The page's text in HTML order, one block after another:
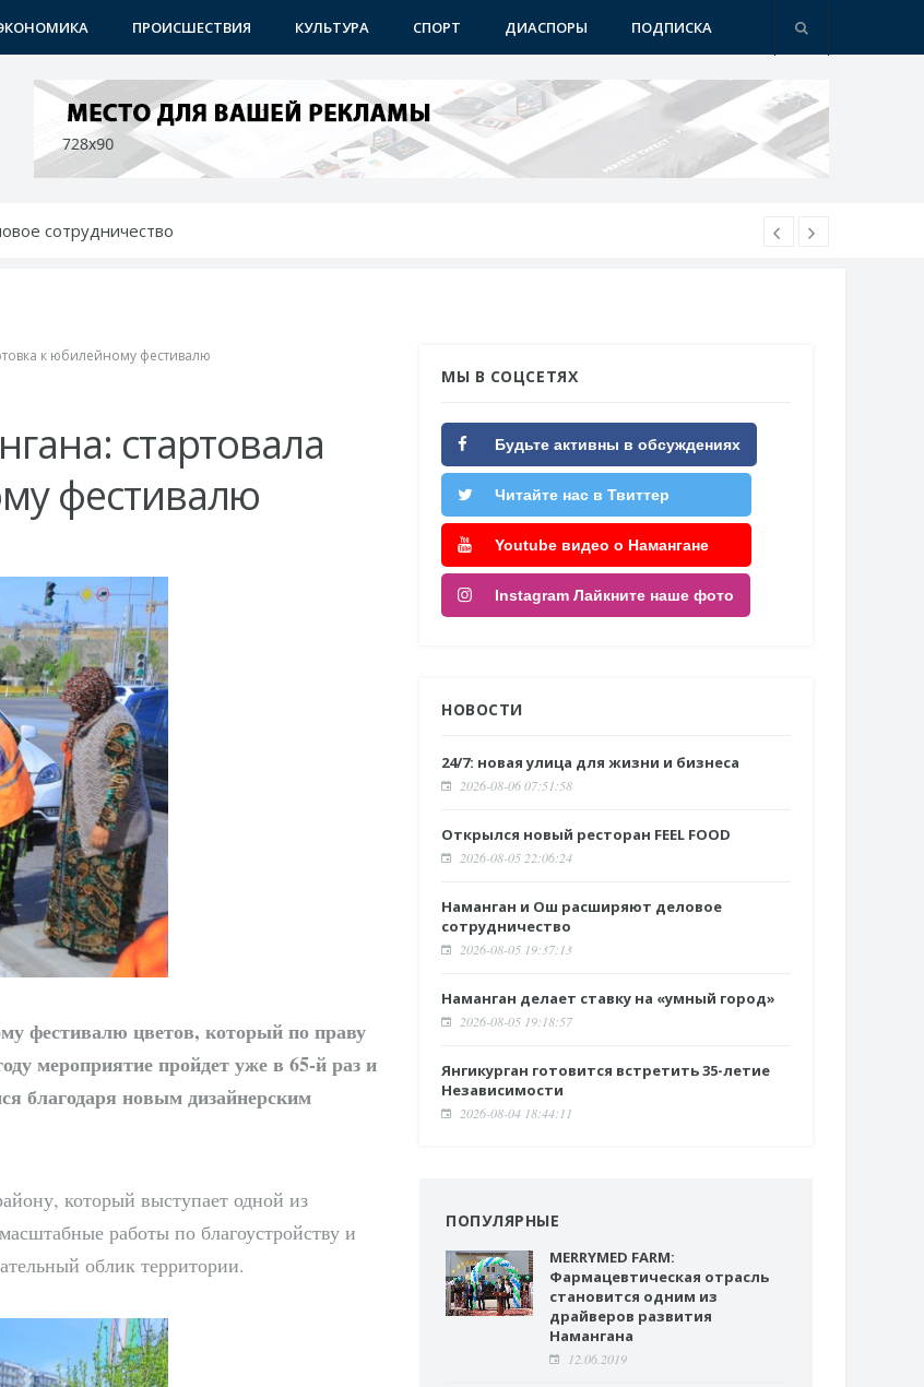
ПРОИСШЕСТВИЯ КУЛЬТУРА СПОРТ ДИАСПОРЫ ПОДПИСКА
сотрудничество
к юбилейному фестивалю
стартовала
фестивалю
фестивалю цветов, который по праву
мероприятие пройдет уже в 65-й раз и
благодаря новым дизайнерским
который выступает одной из
работы по благоустройству и
облик территории.
МЫ В СОЦСЕТЯХ
Будьте активны в обсуждениях
Читайте нас в Твиттер
Youtube видео о Намангане
Instagram Лайкните наше фото
НОВОСТИ
24/7: новая улица для жизни и бизнеса
2026-08-06 07:51:58
Открылся новый ресторан FEEL FOOD
2026-08-05 22:06:24
Наманган и Ош расширяют деловое
сотрудничество
2026-08-05 19:37:13
Наманган делает ставку на «умный город»
2026-08-05 19:18:57
Янгикурган готовится встретить 35-летие
Независимости
2026-08-04 18:44:11
ПОПУЛЯРНЫЕ
MERRYMED FARM:
Фармацевтическая отрасль
становится одним из
драйверов развития
Намангана
12.06.2019